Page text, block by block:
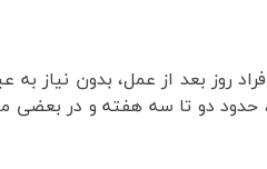
روز بعد از عمل، بدون نیاز به
حدود دو تا سه هفته و در بعضی